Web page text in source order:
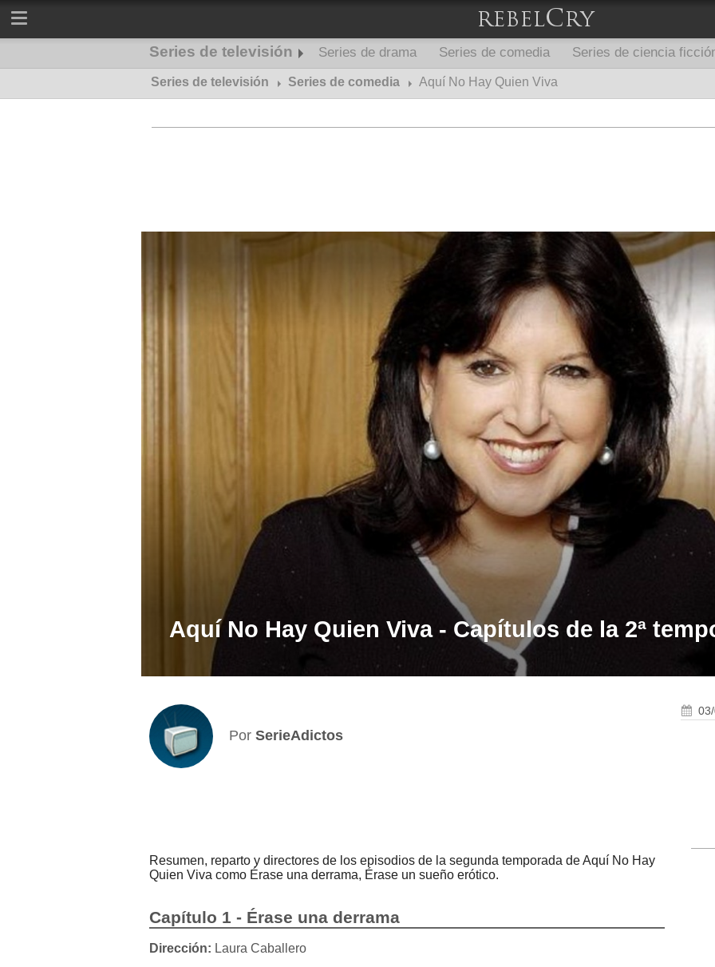
Series de televisión Series de drama Series de comedia Series de ciencia
Series de misterio
Series de televisión Series de comedia Aquí No Hay Quien Viva
Aquí No Hay Quien Viva - Capítulos de la 2ª
Por SerieAdictos
Resumen, reparto y directores de los episodios de la segunda temporada de Aquí No Hay
Quien Viva como Érase una derrama, Érase un sueño erótico.
Capítulo 1 - Érase una derrama
Dirección: Laura Caballero